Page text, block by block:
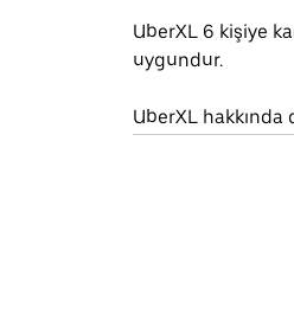
UberXL 6 kişiye
uygundur.
UberXL